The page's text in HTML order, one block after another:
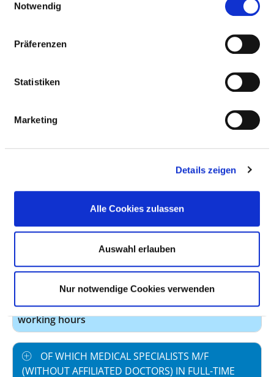
Notwendig
Präferenzen
Statistiken
Marketing
Details zeigen
Alle Cookies zulassen
Auswahl erlauben
Nur notwendige Cookies verwenden
DOCTORS M/F IN TOTAL (WITHOUT AFFILIATED
DOCTORS) IN FULL-TIME POSITIONS
GROUP
EXPLANATION
Number (total)
employment
employment
0,00
Out-patient care staff
4,73
Case by number
72,43
prevailing collectively
agreed weekly
working hours
40,0
OF WHICH MEDICAL SPECIALISTS M/F
(WITHOUT AFFILIATED DOCTORS) IN FULL-TIME